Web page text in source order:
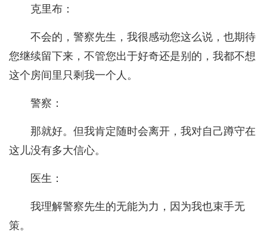
克里布：
不会的，警察先生，我很感动您这么说，也期待
您继续留下来，不管您出于好奇还是别的，我都不想
这个房间里只剩我一个人。
警察：
那就好。但我肯定随时会离开，我对自己蹲守在
这儿没有多大信心。
医生：
我理解警察先生的无能为力，因为我也束手无
策。